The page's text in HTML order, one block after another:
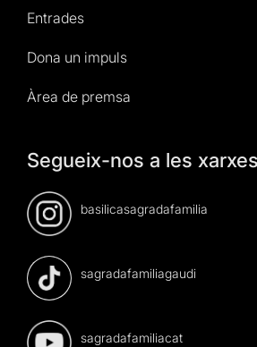
Entrades
Dona un impuls
Àrea de premsa
Segueix-nos a les xarxes
basilicasagradafamilia
sagradafamiliagaudi
sagradafamiliacat